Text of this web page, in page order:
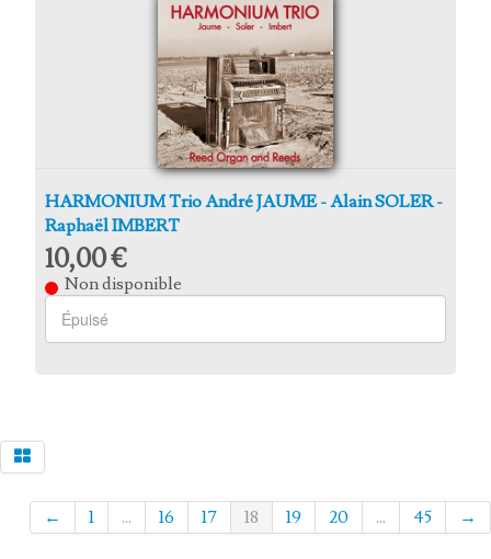
HARMONIUM Trio André JAUME - Alain SOLER -
Raphaël IMBERT
10,00 €
Non disponible
← 1 ... 16 17 18 19 20 ... 45 →